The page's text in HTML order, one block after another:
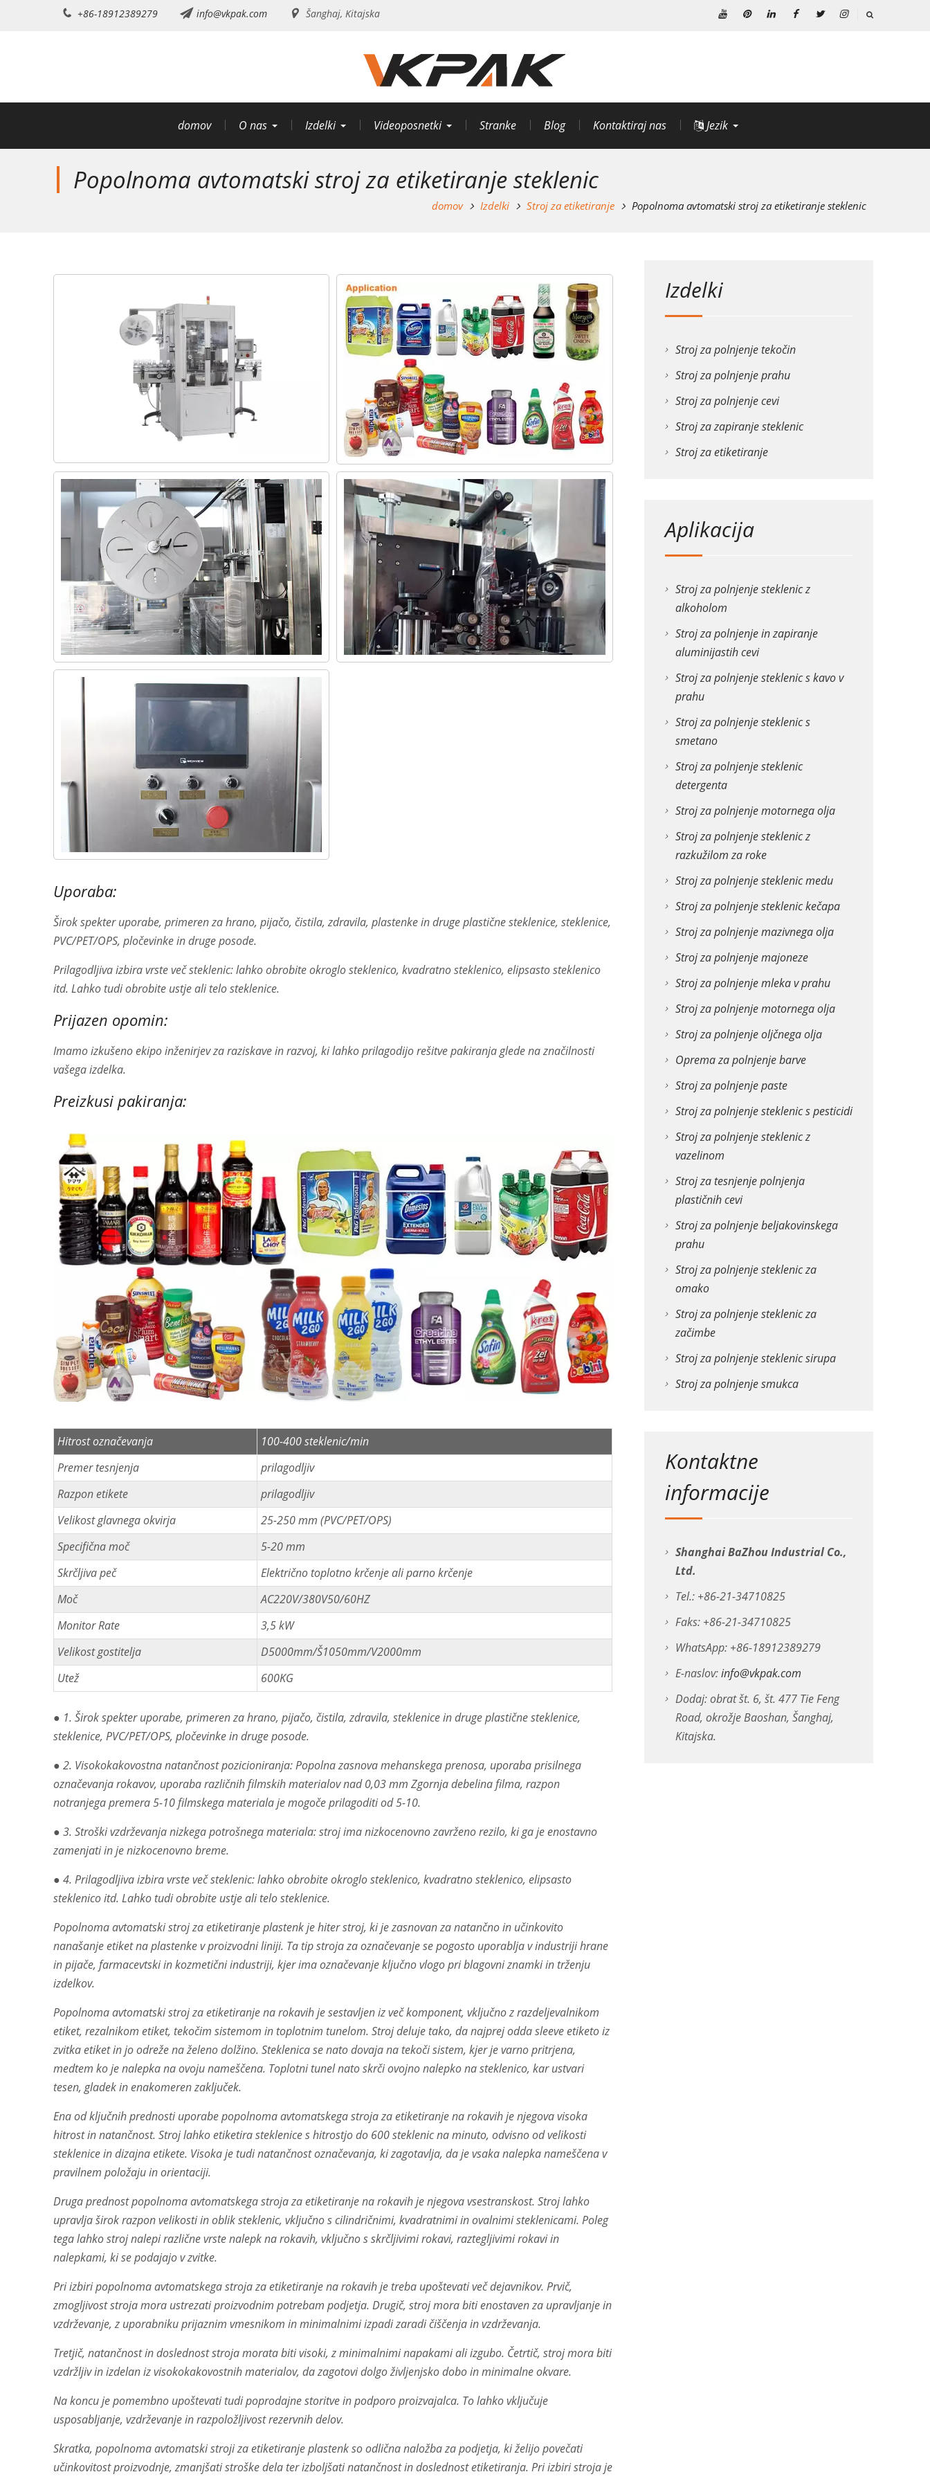
+86-18912389279 info@vkpak.com Šanghaj, Kitajska
domov O nas Izdelki Videoposnetki Stranke Blog Kontaktiraj nas Jezik
Popolnoma avtomatski stroj za etiketiranje steklenic
domov Izdelki Stroj za etiketiranje Popolnoma avtomatski stroj za etiketiranje steklenic
Uporaba:
Širok spekter uporabe, primeren za hrano, pijačo, čistila, zdravila, plastenke in druge plastične steklenice, steklenice,
PVC/PET/OPS, pločevinke in druge posode.
Prilagodljiva izbira vrste več steklenic: lahko obrobite okroglo steklenico, kvadratno steklenico, elipsasto steklenico
itd. Lahko tudi obrobite ustje ali telo steklenice.
Prijazen opomin:
Imamo izkušeno ekipo inženirjev za raziskave in razvoj, ki lahko prilagodijo rešitve pakiranja glede na značilnosti
vašega izdelka.
Preizkusi pakiranja:
Hitrost označevanja
100-400 steklenic/min
Premer tesnjenja
prilagodljiv
Razpon etikete
prilagodljiv
Velikost glavnega okvirja
25-250 mm (PVC/PET/OPS)
Specifična moč
5-20 mm
Skrčljiva peč
Električno toplotno krčenje ali parno krčenje
Moč
AC220V/380V50/60HZ
Monitor Rate
3,5 kW
Velikost gostitelja
D5000mm/Š1050mm/V2000mm
Utež
600KG
● 1. Širok spekter uporabe, primeren za hrano, pijačo, čistila, zdravila, steklenice in druge plastične steklenice,
steklenice, PVC/PET/OPS, pločevinke in druge posode.
● 2. Visokokakovostna natančnost pozicioniranja: Popolna zasnova mehanskega prenosa, uporaba prisilnega
označevanja rokavov, uporaba različnih filmskih materialov nad 0,03 mm Zgornja debelina filma, razpon
notranjega premera 5-10 filmskega materiala je mogoče prilagoditi od 5-10.
● 3. Stroški vzdrževanja nizkega potrošnega materiala: stroj ima nizkocenovno zavrženo rezilo, ki ga je enostavno
zamenjati in je nizkocenovno breme.
● 4. Prilagodljiva izbira vrste več steklenic: lahko obrobite okroglo steklenico, kvadratno steklenico, elipsasto
steklenico itd. Lahko tudi obrobite ustje ali telo steklenice.
Popolnoma avtomatski stroj za etiketiranje plastenk je hiter stroj, ki je zasnovan za natančno in učinkovito
nanašanje etiket na plastenke v proizvodni liniji. Ta tip stroja za označevanje se pogosto uporablja v industriji hrane
in pijače, farmacevtski in kozmetični industriji, kjer ima označevanje ključno vlogo pri blagovni znamki in trženju
izdelkov.
Popolnoma avtomatski stroj za etiketiranje na rokavih je sestavljen iz več komponent, vključno z razdeljevalnikom
etiket, rezalnikom etiket, tekočim sistemom in toplotnim tunelom. Stroj deluje tako, da najprej odda sleeve etiketo iz
zvitka etiket in jo odreže na želeno dolžino. Steklenica se nato dovaja na tekoči sistem, kjer je varno pritrjena,
medtem ko je nalepka na ovoju nameščena. Toplotni tunel nato skrči ovojno nalepko na steklenico, kar ustvari
tesen, gladek in enakomeren zaključek.
Ena od ključnih prednosti uporabe popolnoma avtomatskega stroja za etiketiranje na rokavih je njegova visoka
hitrost in natančnost. Stroj lahko etiketira steklenice s hitrostjo do 600 steklenic na minuto, odvisno od velikosti
steklenice in dizajna etikete. Visoka je tudi natančnost označevanja, ki zagotavlja, da je vsaka nalepka nameščena v
pravilnem položaju in orientaciji.
Druga prednost popolnoma avtomatskega stroja za etiketiranje na rokavih je njegova vsestranskost. Stroj lahko
upravlja širok razpon velikosti in oblik steklenic, vključno s cilindričnimi, kvadratnimi in ovalnimi steklenicami. Poleg
tega lahko stroj nalepi različne vrste nalepk na rokavih, vključno s skrčljivimi rokavi, raztegljivimi rokavi in
nalepkami, ki se podajajo v zvitke.
Pri izbiri popolnoma avtomatskega stroja za etiketiranje na rokavih je treba upoštevati več dejavnikov. Prvič,
zmogljivost stroja mora ustrezati proizvodnim potrebam podjetja. Drugič, stroj mora biti enostaven za upravljanje in
vzdrževanje, z uporabniku prijaznim vmesnikom in minimalnimi izpadi zaradi čiščenja in vzdrževanja.
Tretjič, natančnost in doslednost stroja morata biti visoki, z minimalnimi napakami ali izgubo. Četrtič, stroj mora biti
vzdržljiv in izdelan iz visokokakovostnih materialov, da zagotovi dolgo življenjsko dobo in minimalne okvare.
Na koncu je pomembno upoštevati tudi poprodajne storitve in podporo proizvajalca. To lahko vključuje
usposabljanje, vzdrževanje in razpoložljivost rezervnih delov.
Skratka, popolnoma avtomatski stroji za etiketiranje plastenk so odlična naložba za podjetja, ki želijo povečati
učinkovitost proizvodnje, zmanjšati stroške dela ter izboljšati natančnost in doslednost etiketiranja. Pri izbiri stroja je
Izdelki
Stroj za polnjenje tekočin
Stroj za polnjenje prahu
Stroj za polnjenje cevi
Stroj za zapiranje steklenic
Stroj za etiketiranje
Aplikacija
Stroj za polnjenje steklenic z
alkoholom
Stroj za polnjenje in zapiranje
aluminijastih cevi
Stroj za polnjenje steklenic s kavo v
prahu
Stroj za polnjenje steklenic s
smetano
Stroj za polnjenje steklenic
detergenta
Stroj za polnjenje motornega olja
Stroj za polnjenje steklenic z
razkužilom za roke
Stroj za polnjenje steklenic medu
Stroj za polnjenje steklenic kečapa
Stroj za polnjenje mazivnega olja
Stroj za polnjenje majoneze
Stroj za polnjenje mleka v prahu
Stroj za polnjenje motornega olja
Stroj za polnjenje oljčnega olja
Oprema za polnjenje barve
Stroj za polnjenje paste
Stroj za polnjenje steklenic s pesticidi
Stroj za polnjenje steklenic z
vazelinom
Stroj za tesnjenje polnjenja
plastičnih cevi
Stroj za polnjenje beljakovinskega
prahu
Stroj za polnjenje steklenic za
omako
Stroj za polnjenje steklenic za
začimbe
Stroj za polnjenje steklenic sirupa
Stroj za polnjenje smukca
Kontaktne
informacije
Shanghai BaZhou Industrial Co.,
Ltd.
Tel.: +86-21-34710825
Faks: +86-21-34710825
WhatsApp: +86-18912389279
E-naslov:info@vkpak.com
Dodaj: obrat št. 6, št. 477 Tie Feng
Road, okrožje Baoshan, Šanghaj,
Kitajska.